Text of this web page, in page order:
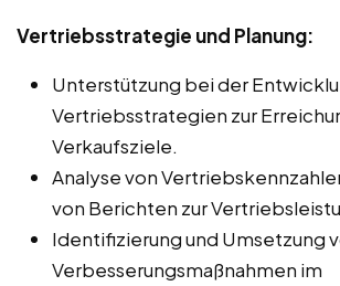
Vertriebsstrategie und Planung:
Unterstützung bei der
Vertriebsstrategien zur
Verkaufsziele.
Analyse von
von Berichten zur
Identifizierung und Umsetzung
Verbesserungsmaßnahmen im